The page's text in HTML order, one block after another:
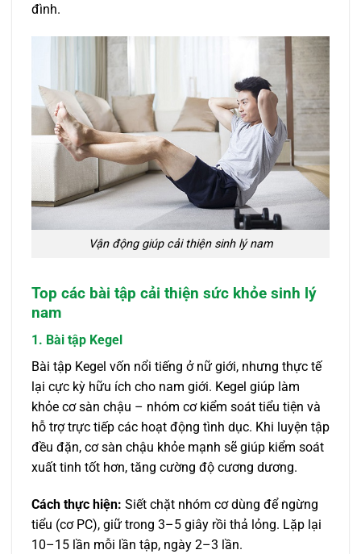
đình.
Vận động giúp cải thiện sinh lý nam
Top các bài tập cải thiện sức khỏe sinh lý
nam
1. Bài tập Kegel
Bài tập Kegel vốn nổi tiếng ở nữ giới, nhưng thực tế
lại cực kỳ hữu ích cho nam giới. Kegel giúp làm
khỏe cơ sàn chậu – nhóm cơ kiểm soát tiểu tiện và
hỗ trợ trực tiếp các hoạt động tình dục. Khi luyện tập
đều đặn, cơ sàn chậu khỏe mạnh sẽ giúp kiểm soát
xuất tinh tốt hơn, tăng cường độ cương dương.
Cách thực hiện: Siết chặt nhóm cơ dùng để ngừng
tiểu (cơ PC), giữ trong 3–5 giây rồi thả lỏng. Lặp lại
10–15 lần mỗi lần tập, ngày 2–3 lần.